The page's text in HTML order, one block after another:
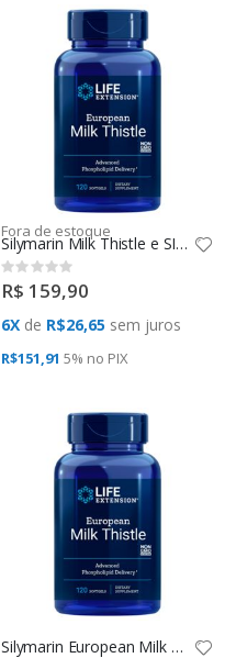
Fora de estoque
Silymarin Milk Thistle e SILIPHOS (120 VCAPS) Life Extension
Rating:
0%
R$ 159,90
6X de R$26,65 sem juros
R$151,91 5% no PIX
Silymarin European Milk Thistle (120 VCAPS) Life Extension